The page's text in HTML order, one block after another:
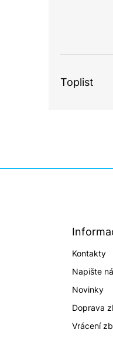
Toplist
Kontakty
Napište
Novinky
Doprava
Vrácení